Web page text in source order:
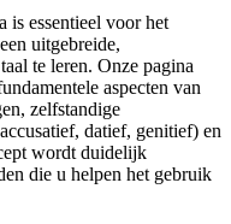
is essentieel voor het
uitgebreide,
te leren. Onze pagina
aspecten van
zelfstandige
datief, genitief) en
wordt duidelijk
die u helpen het gebruik